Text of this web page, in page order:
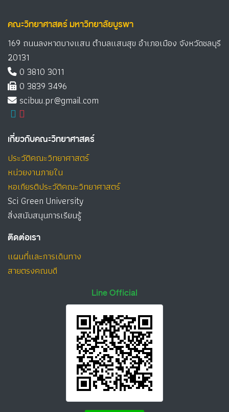
คณะวิทยาศาสตร์ มหาวิทยาลัยบูรพา
169 ถนนลงหาดบางแสน ตำบลแสนสุข อำเภอเมือง จังหวัดชลบุรี
20131
0 3810 3011
0 3839 3496
scibuu.pr@gmail.com
เกี่ยวกับคณะวิทยาศาสตร์
ประวัติคณะวิทยาศาสตร์
หน่วยงานภายใน
หอเกียรติประวัติคณะวิทยาศาสตร์
Sci Green University
สิ่งสนับสนุนการเรียนรู้
ติดต่อเรา
แผนที่และการเดินทาง
สายตรงคณบดี
Line Official